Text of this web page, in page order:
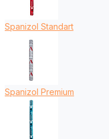
Spanizol Standart
Spanizol Premium